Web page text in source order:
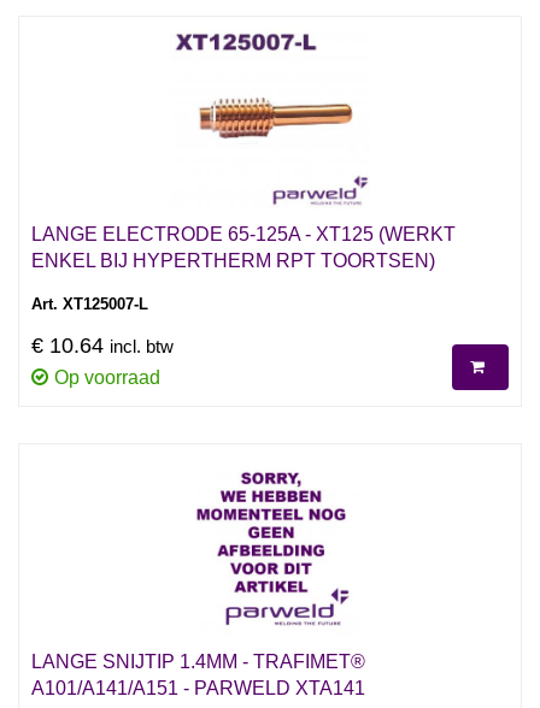
LANGE ELECTRODE 65-125A - XT125 (WERKT
ENKEL BIJ HYPERTHERM RPT TOORTSEN)
Art. XT125007-L
€ 10.64 incl. btw
Op voorraad
LANGE SNIJTIP 1.4MM - TRAFIMET®
A101/A141/A151 - PARWELD XTA141